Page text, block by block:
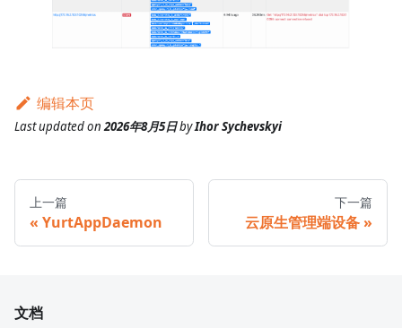
编辑本页
Last updatedon2026年8月5日byIhor Sychevskyi
上一篇
YurtAppDaemon
下一篇
云原生管理端设备
文档